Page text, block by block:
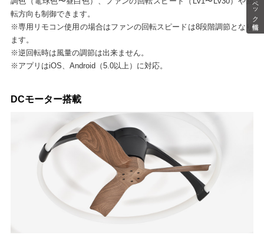
転方向も制御できます。
※専用リモコン使用の場合はファンの回転スピードは8段階調節となり
ます。
※逆回転時は風量の調節は出来ません。
※アプリはiOS、Android（5.0以上）に対応。
DCモーター搭載